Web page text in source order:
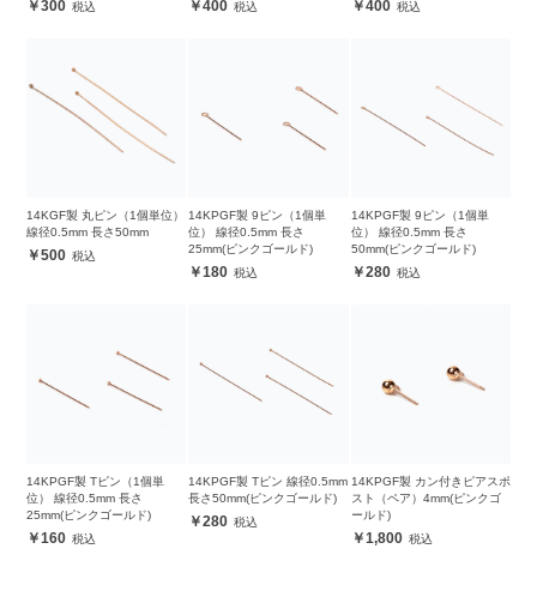
300 400 400
14KGF製 丸ピン（1個単位）
線径0.5mm 長さ50mm
500
14KPGF製 9ピン（1個単
位） 線径0.5mm 長さ
25mm(ピンクゴールド)
180
14KPGF製 9ピン（1個単
位） 線径0.5mm 長さ
50mm(ピンクゴールド)
280
14KPGF製 Tピン（1個単
位） 線径0.5mm 長さ
25mm(ピンクゴールド)
160
14KPGF製 Tピン 線径0.5mm
長さ50mm(ピンクゴールド)
280
14KPGF製 カン付きピアスポ
スト（ペア）4mm(ピンクゴ
ールド)
1,800